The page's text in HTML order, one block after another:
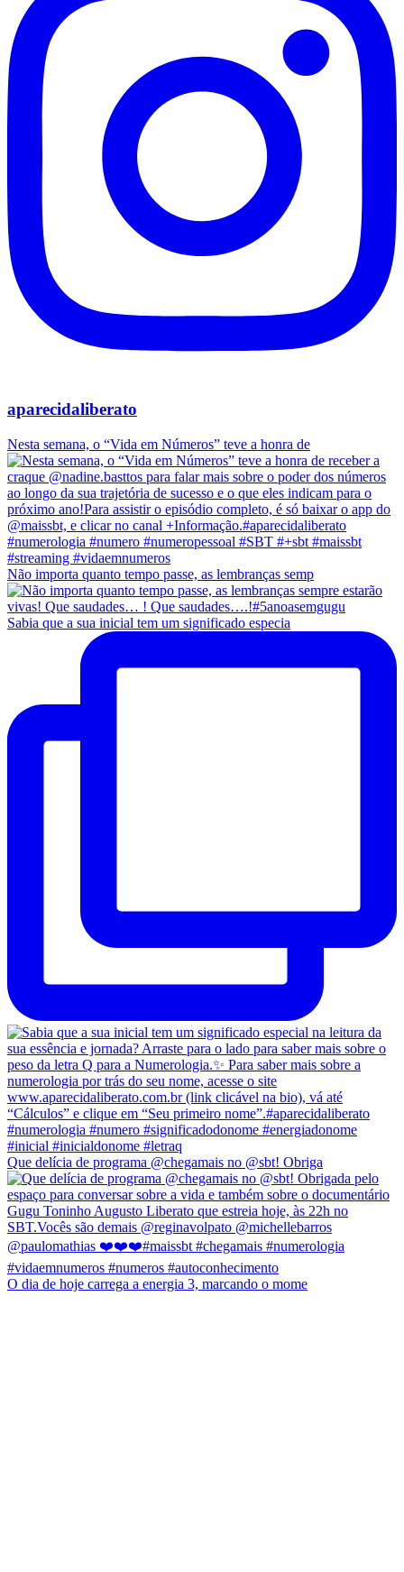
aparecidaliberato
Nesta semana, o “Vida em Números” teve a honra de
Não importa quanto tempo passe, as lembranças semp
Sabia que a sua inicial tem um significado especia
Que delícia de programa @chegamais no @sbt! Obriga
O dia de hoje carrega a energia 3, marcando o mome